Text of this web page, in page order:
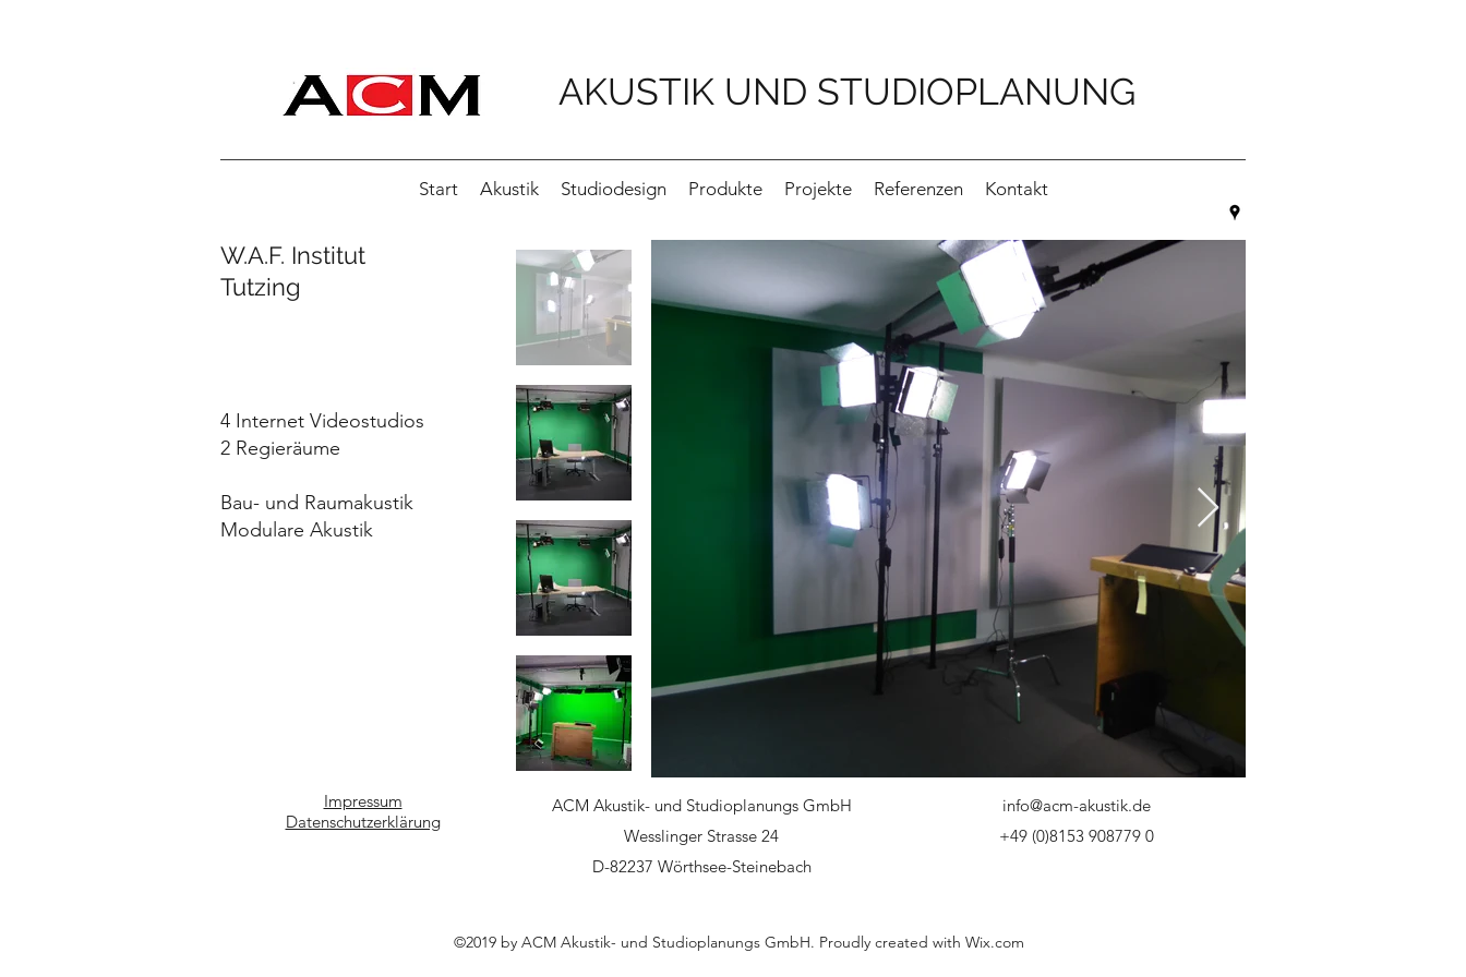
AKUSTIK UND STUDIOPLANUNG
Start Akustik Studiodesign Produkte Projekte Referenzen Kontakt
W.A.F. Institut
Tutzing
4 Internet Videostudios
2 Regieräume
Bau- und Raumakustik
Modulare Akustik
Impressum
Datenschutzerklärung
ACM Akustik- und Studioplanungs GmbH
Wesslinger Strasse 24
D-82237 Wörthsee-Steinebach
info@acm-akustik.de
+49 (0)8153 908779 0
©2019 by ACM Akustik- und Studioplanungs GmbH. Proudly created with Wix.com